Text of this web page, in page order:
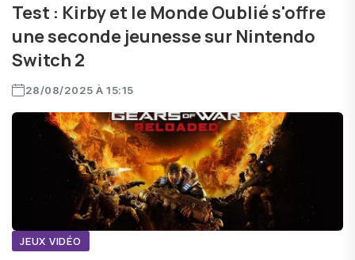
Test : Kirby et le Monde Oublié s'offre
une seconde jeunesse sur Nintendo
Switch 2
28/08/2025 À 15:15
JEUX VIDÉO